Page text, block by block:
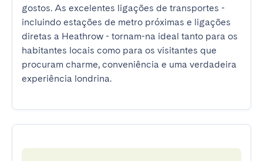
gostos. As excelentes ligações de transportes -
incluindo estações de metro próximas e ligações
diretas a Heathrow - tornam-na ideal tanto para os
habitantes locais como para os visitantes que
procuram charme, conveniência e uma verdadeira
experiência londrina.